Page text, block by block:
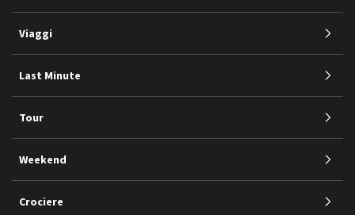
Viaggi
Last Minute
Tour
Weekend
Crociere